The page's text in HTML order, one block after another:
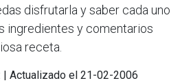
disfrutarla y saber cada uno
ingredientes y comentarios
receta.
| Actualizado el 21-02-2006